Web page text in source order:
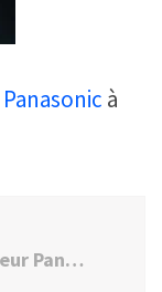
Panasonic à
Installation de Pompe à chaleur Panasonic à Paris